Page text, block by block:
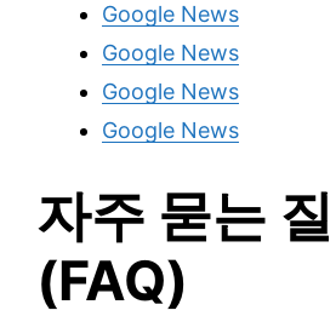
Google News
Google News
Google News
Google News
자주 묻는
(FAQ)